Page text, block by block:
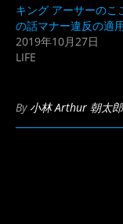
ド
で
開
き
さ
い
(新
し
い
で
き
キング アーサーのこ
の話マナー違反の適
2019年10月27日
LIFE
By 小林 Arthur 朝太郎